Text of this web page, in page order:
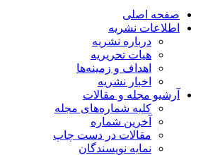
صفحه اصلی
اطلاعات نشریه
درباره نشریه
هیات تحریریه
اهداف و زمینه‌ها
اخبار نشریه
آرشیو مجله و مقالات
کلیه شماره‌های مجله
آخرین شماره
مقالات در دست چاپ
نمایه نویسندگان